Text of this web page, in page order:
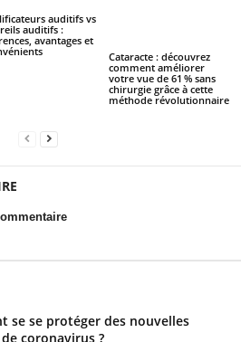
auditifs vs
auditifs :
avantages et
Cataracte : découvrez
comment améliorer
votre vue de 61 % sans
chirurgie grâce à cette
méthode révolutionnaire
se se protéger des nouvelles
coronavirus ?